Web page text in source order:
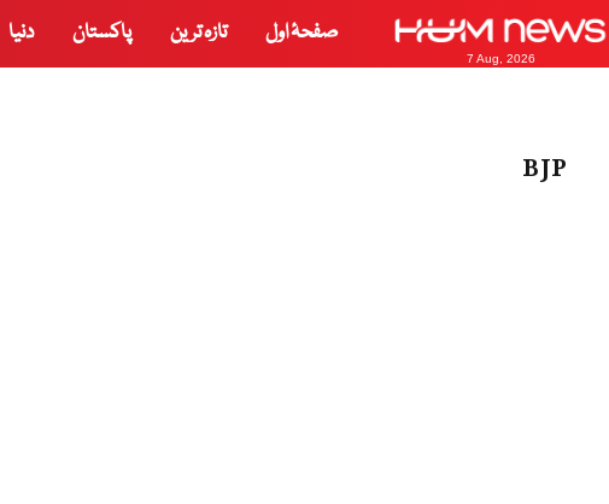
7 Aug, 2026
صفحۂ اول تازہ ترین پاکستان دنیا
BJP